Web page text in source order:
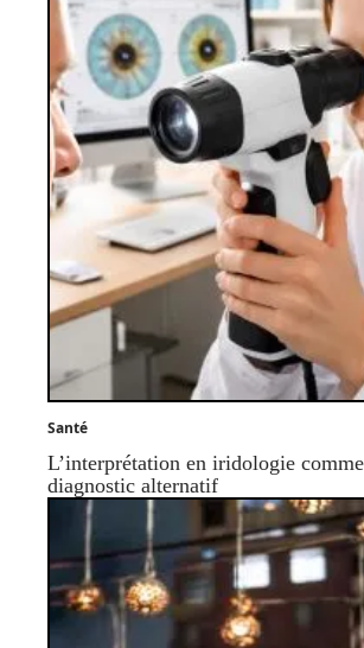
Santé
L’interprétation en iridologie
diagnostic alternatif